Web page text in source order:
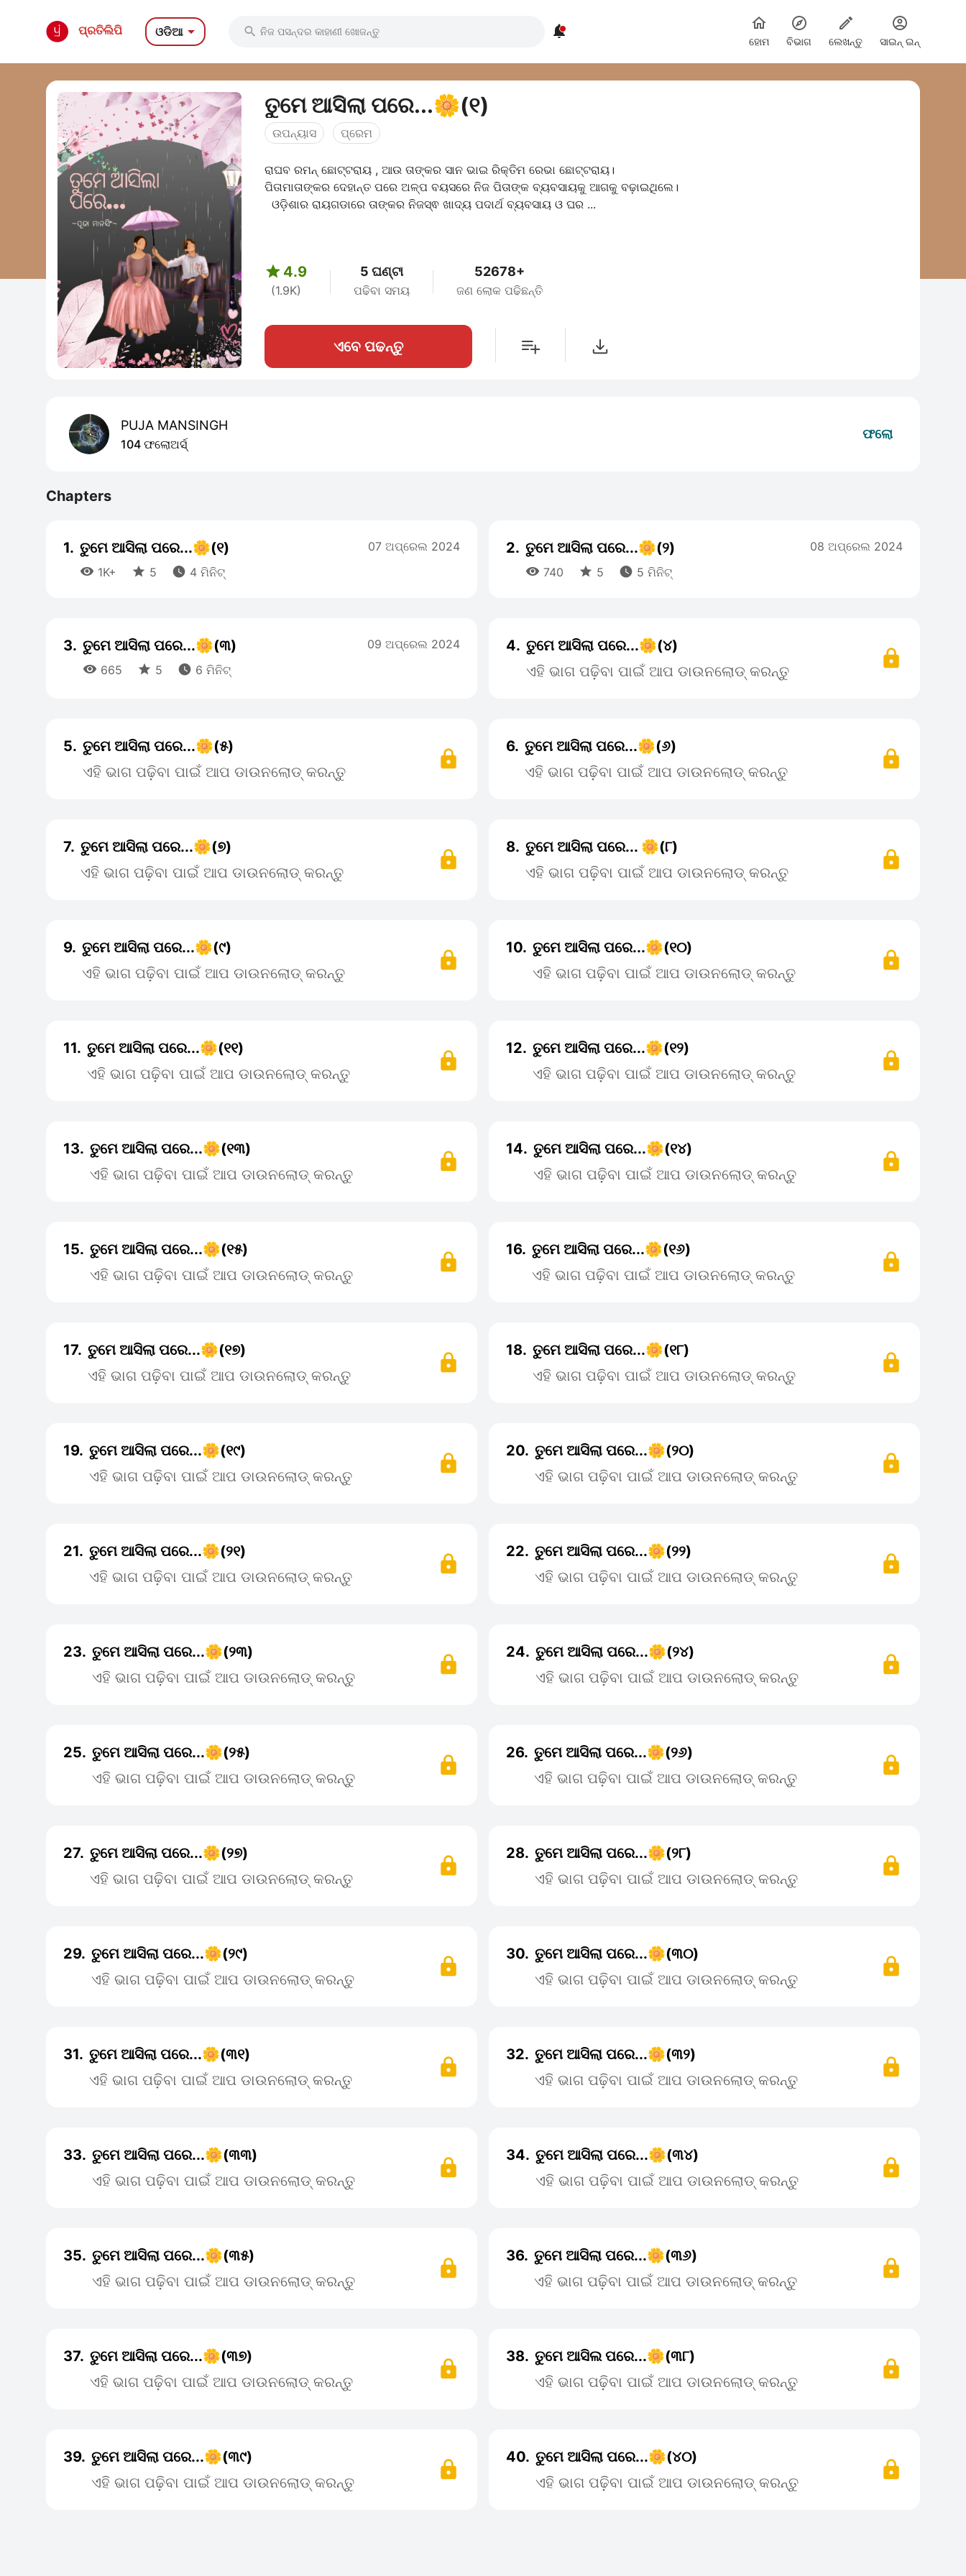
ପ୍ରତିଲିପି ଓଡିଆ  
ହୋମ ବିଭାଗ ଲେଖନ୍ତୁ ସାଇନ୍ ଇନ୍
ତୁମେ ଆସିଲା ପରେ...🌼(୧)
ଉପନ୍ୟାସ ପ୍ରେମ
ରାଘବ ରମନ୍ ଛୋଟ୍ଟରାୟ , ଆଉ ତାଙ୍କର ସାନ ଭାଇ ରିକ୍ତିମ ରେଭା ଛୋଟ୍ଟରାୟ।
ପିତାମାତାଙ୍କର ଦେହାନ୍ତ ପରେ ଅଳ୍ପ ବୟସରେ ନିଜ ପିତାଙ୍କ ବ୍ୟବସାୟକୁ ଆଗକୁ ବଢ଼ାଇଥିଲେ।
ଓଡ଼ିଶାର ରାୟଗଡାରେ ତାଙ୍କର ନିଜସ୍ଵ ଖାଦ୍ୟ ପଦାର୍ଥ ବ୍ୟବସାୟ ଓ ଘର ...
 4.9
(1.9K)
5 ଘଣ୍ଟା
ପଢିବା ସମୟ
52678+
ଜଣ ଲୋକ ପଢିଛନ୍ତି
ଏବେ ପଢନ୍ତୁ
PUJA MANSINGH
104 ଫଲୋଅର୍ସ୍
ଫଲୋ
Chapters
1. ତୁମେ ଆସିଲା ପରେ...🌼(୧)
 1K+  5  4 ମିନିଟ୍
07 ଅପ୍ରେଲ 2024 2. ତୁମେ ଆସିଲା ପରେ...🌼(୨)
 740  5  5 ମିନିଟ୍
08 ଅପ୍ରେଲ 2024
3. ତୁମେ ଆସିଲା ପରେ...🌼(୩)
 665  5  6 ମିନିଟ୍
09 ଅପ୍ରେଲ 2024 4. ତୁମେ ଆସିଲା ପରେ...🌼(୪)
ଏହି ଭାଗ ପଢ଼ିବା ପାଇଁ ଆପ ଡାଉନଲୋଡ୍ କରନ୍ତୁ
5. ତୁମେ ଆସିଲା ପରେ...🌼(୫)
ଏହି ଭାଗ ପଢ଼ିବା ପାଇଁ ଆପ ଡାଉନଲୋଡ୍ କରନ୍ତୁ
6. ତୁମେ ଆସିଲା ପରେ...🌼(୬)
ଏହି ଭାଗ ପଢ଼ିବା ପାଇଁ ଆପ ଡାଉନଲୋଡ୍ କରନ୍ତୁ
7. ତୁମେ ଆସିଲା ପରେ...🌼(୭)
ଏହି ଭାଗ ପଢ଼ିବା ପାଇଁ ଆପ ଡାଉନଲୋଡ୍ କରନ୍ତୁ
8. ତୁମେ ଆସିଲା ପରେ... 🌼(୮)
ଏହି ଭାଗ ପଢ଼ିବା ପାଇଁ ଆପ ଡାଉନଲୋଡ୍ କରନ୍ତୁ
9. ତୁମେ ଆସିଲା ପରେ...🌼(୯)
ଏହି ଭାଗ ପଢ଼ିବା ପାଇଁ ଆପ ଡାଉନଲୋଡ୍ କରନ୍ତୁ
10. ତୁମେ ଆସିଲା ପରେ...🌼(୧୦)
ଏହି ଭାଗ ପଢ଼ିବା ପାଇଁ ଆପ ଡାଉନଲୋଡ୍ କରନ୍ତୁ
11. ତୁମେ ଆସିଲା ପରେ...🌼(୧୧)
ଏହି ଭାଗ ପଢ଼ିବା ପାଇଁ ଆପ ଡାଉନଲୋଡ୍ କରନ୍ତୁ
12. ତୁମେ ଆସିଲା ପରେ...🌼(୧୨)
ଏହି ଭାଗ ପଢ଼ିବା ପାଇଁ ଆପ ଡାଉନଲୋଡ୍ କରନ୍ତୁ
13. ତୁମେ ଆସିଲା ପରେ...🌼(୧୩)
ଏହି ଭାଗ ପଢ଼ିବା ପାଇଁ ଆପ ଡାଉନଲୋଡ୍ କରନ୍ତୁ
14. ତୁମେ ଆସିଲା ପରେ...🌼(୧୪)
ଏହି ଭାଗ ପଢ଼ିବା ପାଇଁ ଆପ ଡାଉନଲୋଡ୍ କରନ୍ତୁ
15. ତୁମେ ଆସିଲା ପରେ...🌼(୧୫)
ଏହି ଭାଗ ପଢ଼ିବା ପାଇଁ ଆପ ଡାଉନଲୋଡ୍ କରନ୍ତୁ
16. ତୁମେ ଆସିଲା ପରେ...🌼(୧୬)
ଏହି ଭାଗ ପଢ଼ିବା ପାଇଁ ଆପ ଡାଉନଲୋଡ୍ କରନ୍ତୁ
17. ତୁମେ ଆସିଲା ପରେ...🌼(୧୭)
ଏହି ଭାଗ ପଢ଼ିବା ପାଇଁ ଆପ ଡାଉନଲୋଡ୍ କରନ୍ତୁ
18. ତୁମେ ଆସିଲା ପରେ...🌼(୧୮)
ଏହି ଭାଗ ପଢ଼ିବା ପାଇଁ ଆପ ଡାଉନଲୋଡ୍ କରନ୍ତୁ
19. ତୁମେ ଆସିଲା ପରେ...🌼(୧୯)
ଏହି ଭାଗ ପଢ଼ିବା ପାଇଁ ଆପ ଡାଉନଲୋଡ୍ କରନ୍ତୁ
20. ତୁମେ ଆସିଲା ପରେ...🌼(୨୦)
ଏହି ଭାଗ ପଢ଼ିବା ପାଇଁ ଆପ ଡାଉନଲୋଡ୍ କରନ୍ତୁ
21. ତୁମେ ଆସିଲା ପରେ...🌼(୨୧)
ଏହି ଭାଗ ପଢ଼ିବା ପାଇଁ ଆପ ଡାଉନଲୋଡ୍ କରନ୍ତୁ
22. ତୁମେ ଆସିଲା ପରେ...🌼(୨୨)
ଏହି ଭାଗ ପଢ଼ିବା ପାଇଁ ଆପ ଡାଉନଲୋଡ୍ କରନ୍ତୁ
23. ତୁମେ ଆସିଲା ପରେ...🌼(୨୩)
ଏହି ଭାଗ ପଢ଼ିବା ପାଇଁ ଆପ ଡାଉନଲୋଡ୍ କରନ୍ତୁ
24. ତୁମେ ଆସିଲା ପରେ...🌼(୨୪)
ଏହି ଭାଗ ପଢ଼ିବା ପାଇଁ ଆପ ଡାଉନଲୋଡ୍ କରନ୍ତୁ
25. ତୁମେ ଆସିଲା ପରେ...🌼(୨୫)
ଏହି ଭାଗ ପଢ଼ିବା ପାଇଁ ଆପ ଡାଉନଲୋଡ୍ କରନ୍ତୁ
26. ତୁମେ ଆସିଲା ପରେ...🌼(୨୬)
ଏହି ଭାଗ ପଢ଼ିବା ପାଇଁ ଆପ ଡାଉନଲୋଡ୍ କରନ୍ତୁ
27. ତୁମେ ଆସିଲା ପରେ...🌼(୨୭)
ଏହି ଭାଗ ପଢ଼ିବା ପାଇଁ ଆପ ଡାଉନଲୋଡ୍ କରନ୍ତୁ
28. ତୁମେ ଆସିଲା ପରେ...🌼(୨୮)
ଏହି ଭାଗ ପଢ଼ିବା ପାଇଁ ଆପ ଡାଉନଲୋଡ୍ କରନ୍ତୁ
29. ତୁମେ ଆସିଲା ପରେ...🌼(୨୯)
ଏହି ଭାଗ ପଢ଼ିବା ପାଇଁ ଆପ ଡାଉନଲୋଡ୍ କରନ୍ତୁ
30. ତୁମେ ଆସିଲା ପରେ...🌼(୩୦)
ଏହି ଭାଗ ପଢ଼ିବା ପାଇଁ ଆପ ଡାଉନଲୋଡ୍ କରନ୍ତୁ
31. ତୁମେ ଆସିଲା ପରେ...🌼(୩୧)
ଏହି ଭାଗ ପଢ଼ିବା ପାଇଁ ଆପ ଡାଉନଲୋଡ୍ କରନ୍ତୁ
32. ତୁମେ ଆସିଲା ପରେ...🌼(୩୨)
ଏହି ଭାଗ ପଢ଼ିବା ପାଇଁ ଆପ ଡାଉନଲୋଡ୍ କରନ୍ତୁ
33. ତୁମେ ଆସିଲା ପରେ...🌼(୩୩)
ଏହି ଭାଗ ପଢ଼ିବା ପାଇଁ ଆପ ଡାଉନଲୋଡ୍ କରନ୍ତୁ
34. ତୁମେ ଆସିଲା ପରେ...🌼(୩୪)
ଏହି ଭାଗ ପଢ଼ିବା ପାଇଁ ଆପ ଡାଉନଲୋଡ୍ କରନ୍ତୁ
35. ତୁମେ ଆସିଲା ପରେ...🌼(୩୫)
ଏହି ଭାଗ ପଢ଼ିବା ପାଇଁ ଆପ ଡାଉନଲୋଡ୍ କରନ୍ତୁ
36. ତୁମେ ଆସିଲା ପରେ...🌼(୩୬)
ଏହି ଭାଗ ପଢ଼ିବା ପାଇଁ ଆପ ଡାଉନଲୋଡ୍ କରନ୍ତୁ
37. ତୁମେ ଆସିଲା ପରେ...🌼(୩୭)
ଏହି ଭାଗ ପଢ଼ିବା ପାଇଁ ଆପ ଡାଉନଲୋଡ୍ କରନ୍ତୁ
38. ତୁମେ ଆସିଲ ପରେ...🌼(୩୮)
ଏହି ଭାଗ ପଢ଼ିବା ପାଇଁ ଆପ ଡାଉନଲୋଡ୍ କରନ୍ତୁ
39. ତୁମେ ଆସିଲା ପରେ...🌼(୩୯)
ଏହି ଭାଗ ପଢ଼ିବା ପାଇଁ ଆପ ଡାଉନଲୋଡ୍ କରନ୍ତୁ
40. ତୁମେ ଆସିଲା ପରେ...🌼(୪୦)
ଏହି ଭାଗ ପଢ଼ିବା ପାଇଁ ଆପ ଡାଉନଲୋଡ୍ କରନ୍ତୁ